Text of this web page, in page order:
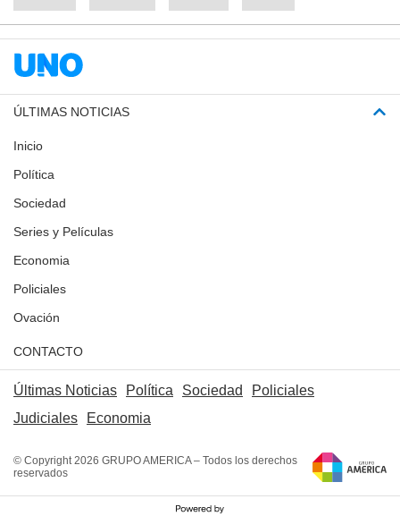
ÚLTIMAS NOTICIAS
Inicio
Política
Sociedad
Series y Películas
Economia
Policiales
Ovación
CONTACTO
Últimas Noticias Política Sociedad
Policiales
Judiciales
Economia
© Copyright 2026 GRUPO AMERICA – Todos los derechos
reservados